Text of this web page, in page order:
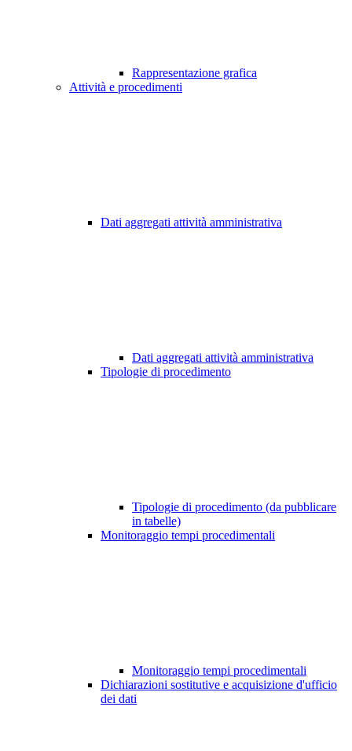
Rappresentazione grafica
Attività e procedimenti
Dati aggregati attività amministrativa
Dati aggregati attività amministrativa
Tipologie di procedimento
Tipologie di procedimento (da pubblicare
in tabelle)
Monitoraggio tempi procedimentali
Monitoraggio tempi procedimentali
Dichiarazioni sostitutive e acquisizione d'ufficio
dei dati